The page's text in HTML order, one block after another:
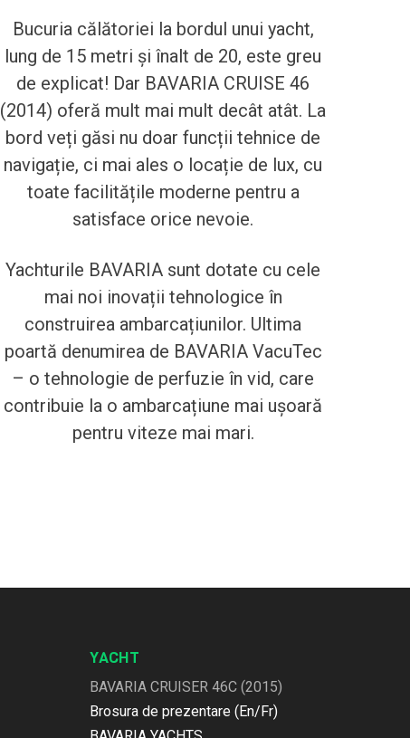
Bucuria călătoriei la bordul unui yacht,
lung de 15 metri și înalt de 20, este greu
de explicat! Dar BAVARIA CRUISE 46
(2014) oferă mult mai mult decât atât. La
bord veți găsi nu doar funcții tehnice de
navigație, ci mai ales o locație de lux, cu
toate facilitățile moderne pentru a
satisface orice nevoie.
Yachturile BAVARIA sunt dotate cu cele
mai noi inovații tehnologice în
construirea ambarcațiunilor. Ultima
poartă denumirea de BAVARIA VacuTec
– o tehnologie de perfuzie în vid, care
contribuie la o ambarcațiune mai ușoară
pentru viteze mai mari.
YACHT
BAVARIA CRUISER 46C (2015)
Brosura de prezentare (En/Fr)